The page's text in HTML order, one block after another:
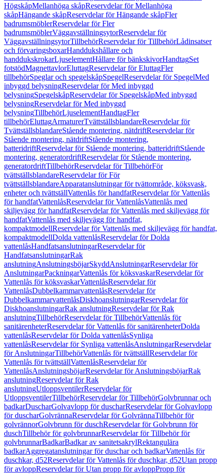
HögskåpMellanhöga skåpReservdelar för Mellanhöga
skåpHängande skåpReservdelar för Hängande skåpFler
badrumsmöblerReservdelar för Fler
badrumsmöblerVäggavställningsytorReservdelar för
VäggavställningsytorTillbehörReservdelar för TillbehörLådinsatser
och förvaringsboxarHanddukshållare och
handdukskrokarLjuselementHållare för bänkskivorHandtagSet
fotstödMagnettavlorEluttagReservdelar för EluttagFler
tillbehörSpeglar och spegelskåpSpegelReservdelar för SpegelMed
inbyggd belysningReservdelar för Med inbyggd
belysningSpegelskåpReservdelar för SpegelskåpMed inbyggd
belysningReservdelar för Med inbyggd
belysningTillbehörLjuselementHandtagFler
tillbehörEluttagArmaturerTvättställsblandareReservdelar för
TvättställsblandareStående montering, nätdriftReservdelar för
Stående montering, nätdriftStående montering,
batteridriftReservdelar för Stående montering, batteridriftStående
montering, generatordriftReservdelar för Stående montering,
generatordriftTillbehörReservdelar för TillbehörFör
tvättställsblandareReservdelar för För
tvättställsblandareApparatanslutningar för tvättområde, köksvask,
enheter och tvättställVattenlås för handfatReservdelar för Vattenlås
för handfatVattenlåsReservdelar för VattenlåsVattenlås med
skiljevägg för handfatReservdelar för Vattenlås med skiljevägg för
handfatVattenlås med skiljevägg för handfat,
kompaktmodellReservdelar för Vattenlås med skiljevägg för handfat,
kompaktmodellDolda vattenlåsReservdelar för Dolda
vattenlåsHandfatsanslutningarReservdelar för
HandfatsanslutningarRak
anslutningAnslutningsböjarSkyddAnslutningarReservdelar för
AnslutningarPackningarVattenlås för köksvaskarReservdelar för
Vattenlås för köksvaskarVattenlåsReservdelar för
VattenlåsDubbelkammarvattenlåsReservdelar för
DubbelkammarvattenlåsDiskhoanslutningarReservdelar för
DiskhoanslutningarRak anslutningReservdelar för Rak
anslutningTillbehörReservdelar för TillbehörVattenlås för
sanitärenheterReservdelar för Vattenlås för sanitärenheterDolda
vattenlåsReservdelar för Dolda vattenlåsSynliga
vattenlåsReservdelar för Synliga vattenlåsAnslutningarReservdelar
för AnslutningarTillbehörVattenlås för tvättställReservdelar för
Vattenlås för tvättställVattenlåsReservdelar för
VattenlåsAnslutningsböjarReservdelar för AnslutningsböjarRak
anslutningReservdelar för Rak
anslutningUtloppsventilerReservdelar för
UtloppsventilerTillbehörReservdelar för TillbehörGolvbrunnar och
badkarDuscharGolvavlopp för duscharReservdelar för Golvavlopp
för duscharGolvrännaReservdelar för GolvrännaTillbehör för
golvrännorGolvbrunn för duschReservdelar för Golvbrunn för
duschTillbehör för golvbrunnarReservdelar för Tillbehör för
golvbrunnarBadkarBadkar av sanitetsakrylRektangulära
badkarAggregatanslutningar för duschar och badkarVattenlås för
duschkar, d52Reservdelar för Vattenlås för duschkar, d52Utan propp
för avloppReservdelar för Utan propp för avloppPropp för